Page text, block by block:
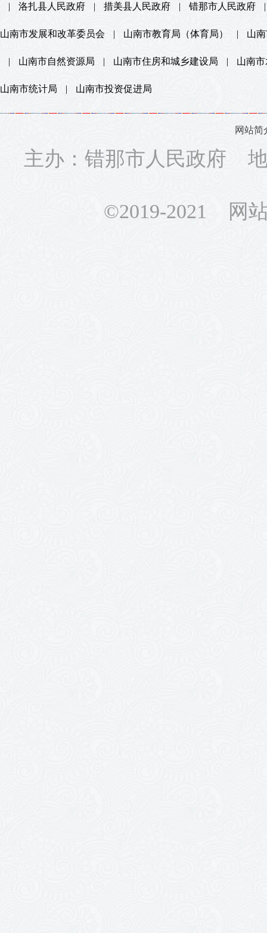
| 洛扎县人民政府 | 措美县人民政府 | 错那市人民政府 |
山南市发展和改革委员会 | 山南市教育局（体育局） | 山
| 山南市自然资源局 | 山南市住房和城乡建设局 | 山南
山南市统计局 | 山南市投资促进局
网站简
主办：错那市人民政府
©2019-2021 网